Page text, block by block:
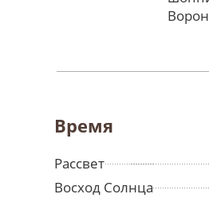
Время
Рассвет
Восход Солнца